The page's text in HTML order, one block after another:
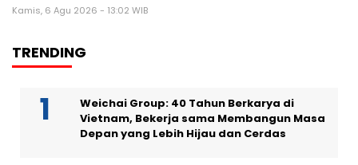
Kamis, 6 Agu 2026 - 13:02 WIB
TRENDING
Weichai Group: 40 Tahun Berkarya di
Vietnam, Bekerja sama Membangun Masa
Depan yang Lebih Hijau dan Cerdas